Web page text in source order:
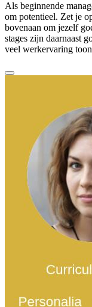
Als beginnende
om potentieel. Zet je
bovenaan om jezelf
stages zijn daarnaast
veel werkervaring